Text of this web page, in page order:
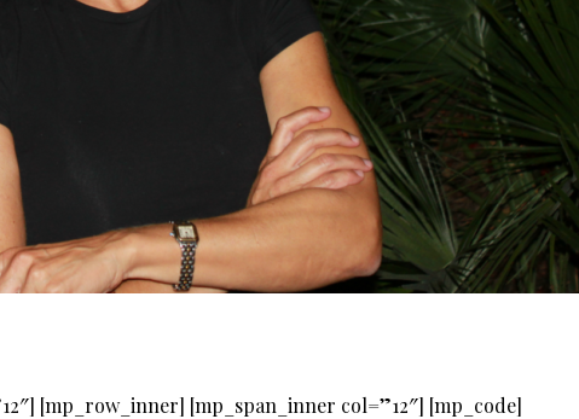
[mp_row_inner] [mp_span_inner col=”12″] [mp_code]